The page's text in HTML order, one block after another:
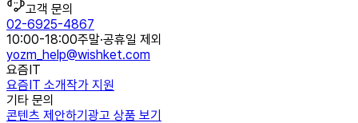
고객 문의
02-6925-4867
10:00-18:00주말·공휴일 제외
yozm_help@wishket.com
요즘IT
요즘IT 소개작가 지원
기타 문의
콘텐츠 제안하기광고 상품 보기